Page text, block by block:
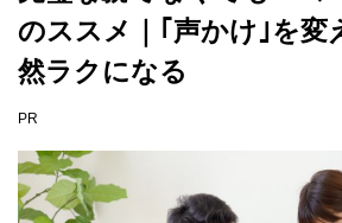
のススメ｜｢声かけ｣を変
然ラクになる
PR